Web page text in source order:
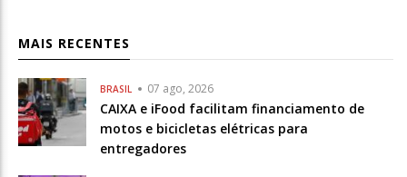
MAIS RECENTES
BRASIL 07 ago, 2026
CAIXA e iFood facilitam financiamento de
motos e bicicletas elétricas para
entregadores